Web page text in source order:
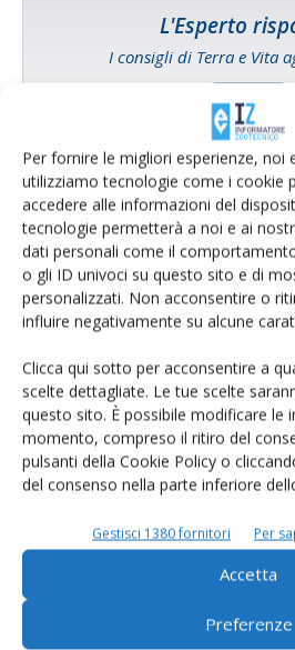
Per fornire le migliori esperienze, noi
utilizziamo tecnologie come i cookie
accedere alle informazioni del
tecnologie permetterà a noi e ai
dati personali come il
o gli ID univoci su questo sito e di
personalizzati. Non acconsentire o
influire negativamente su alcune
Clicca qui sotto per acconsentire a
scelte dettagliate. Le tue scelte
questo sito. È possibile modificare le
momento, compreso il ritiro del
pulsanti della Cookie Policy o
del consenso nella parte inferiore
Gestisci 1380 fornitori Per
Accetta
Preferenze
L'Esperto
I consigli di Terra e Vita
Cerca adesso
Rimani aggiornato